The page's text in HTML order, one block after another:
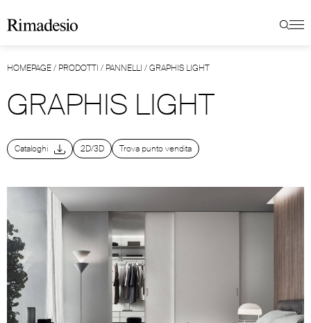
HOMEPAGE/ PRODOTTI / PANNELLI /GRAPHIS LIGHT
GRAPHIS LIGHT
Cataloghi 2D/3D Trova punto vendita